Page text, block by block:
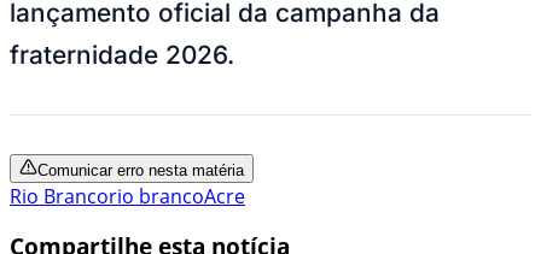
lançamento oficial da campanha da
fraternidade 2026.
Comunicar erro nesta matéria
Rio Brancorio brancoAcre
Compartilhe esta notícia